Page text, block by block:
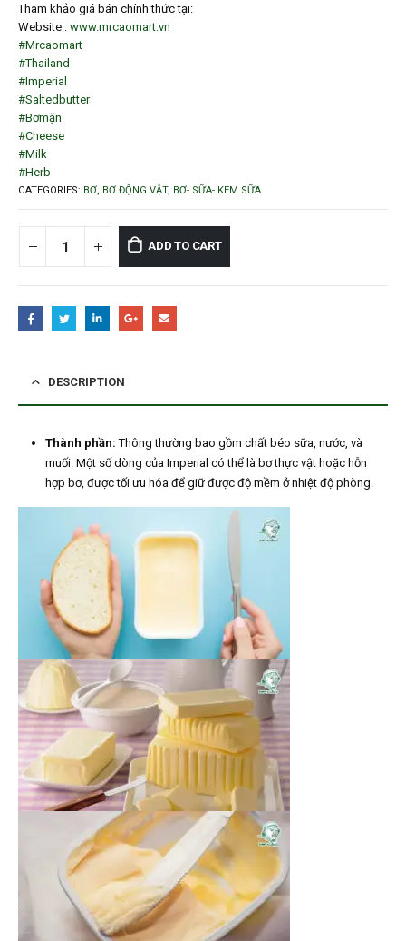
Tham khảo giá bán chính thức tại:
Website : www.mrcaomart.vn
#Mrcaomart
#Thailand
#Imperial
#Saltedbutter
#Bơmặn
#Cheese
#Milk
#Herb
CATEGORIES: BƠ BƠ ĐỘNG VẬT, BƠ- SỮA- KEM SỮA
ADD TO CART
DESCRIPTION
Thành phần: Thông thường bao gồm chất béo sữa, nước, và
muối. Một số dòng của Imperial có thể là bơ thực vật hoặc hỗn
hợp bơ, được tối ưu hóa để giữ được độ mềm ở nhiệt độ phòng.